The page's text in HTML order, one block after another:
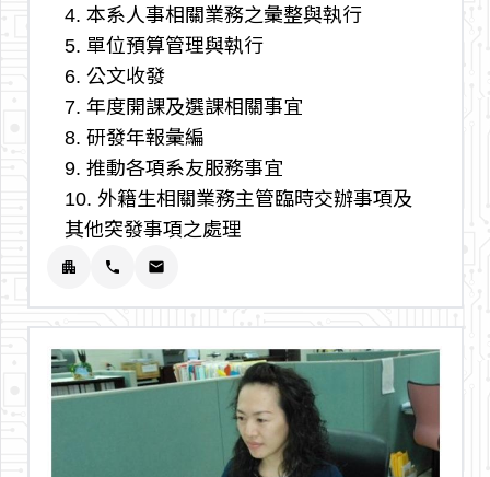
4. 本系人事相關業務之彙整與執行
5. 單位預算管理與執行
6. 公文收發
7. 年度開課及選課相關事宜
8. 研發年報彙編
9. 推動各項系友服務事宜
10. 外籍生相關業務主管臨時交辦事項及
其他突發事項之處理
apartment phone email